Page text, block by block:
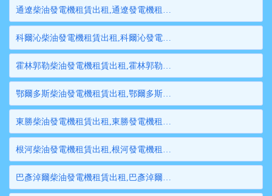
通遼柴油發電機租賃出租,通遼發電機租賃,通遼發電機出租,通遼大型發電機租賃,通遼大型發電機出租
科爾沁柴油發電機租賃出租,科爾沁發電機租賃,科爾沁發電機出租,科爾沁大型發電機租賃,科爾沁大型發電機出租
霍林郭勒柴油發電機租賃出租,霍林郭勒發電機租賃,霍林郭勒發電機出租,霍林郭勒大型發電機租賃,霍林郭勒大型發電機出租
鄂爾多斯柴油發電機租賃出租,鄂爾多斯發電機租賃,鄂爾多斯發電機出租,鄂爾多斯大型發電機租賃,鄂爾多斯大型發電機出租
東勝柴油發電機租賃出租,東勝發電機租賃,東勝發電機出租,東勝大型發電機租賃,東勝大型發電機出租
根河柴油發電機租賃出租,根河發電機租賃,根河發電機出租,根河大型發電機租賃,根河大型發電機出租
巴彥淖爾柴油發電機租賃出租,巴彥淖爾發電機租賃,巴彥淖爾發電機出租,巴彥淖爾大型發電機租賃,巴彥淖爾大型發電機出租